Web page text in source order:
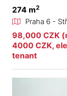
274 m2
Praha 6 -
98,000 CZK
4000 CZK,
tenant